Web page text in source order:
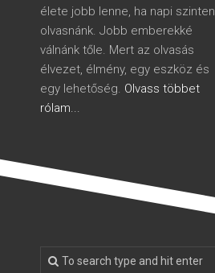
élete jobb lenne, ha napi szinten
olvasnánk. Jobb emberekké
válnánk tőle. Mert az olvasás
élvezet, élmény, egy eszköz és
egy lehetőség. Olvass többet
rólam...